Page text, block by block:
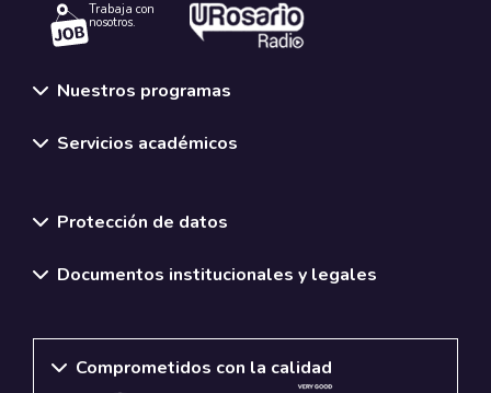
Trabaja con
nosotros.
Nuestros programas
Servicios académicos
Protección de datos
Documentos institucionales y legales
Comprometidos con la calidad